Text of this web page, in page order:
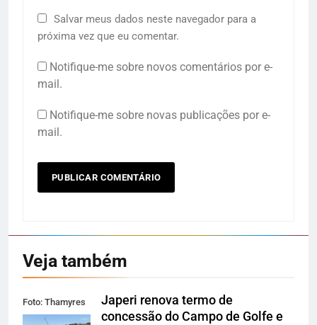
Salvar meus dados neste navegador para a
próxima vez que eu comentar.
Notifique-me sobre novos comentários por e-
mail.
Notifique-me sobre novas publicações por e-
mail.
Veja também
Foto: Thamyres
Cardoso
Japeri renova termo de
concessão do Campo de Golfe e